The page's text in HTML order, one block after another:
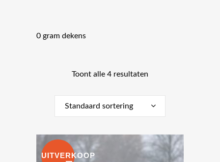
0 gram dekens
Toont alle 4 resultaten
Standaard sortering
UITVERKOOP